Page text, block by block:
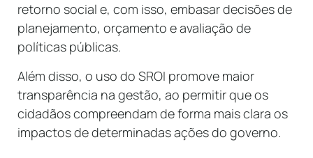
retorno social e, com isso, embasar decisões de
planejamento, orçamento e avaliação de
políticas públicas.
Além disso, o uso do SROI promove maior
transparência na gestão, ao permitir que os
cidadãos compreendam de forma mais clara os
impactos de determinadas ações do governo.